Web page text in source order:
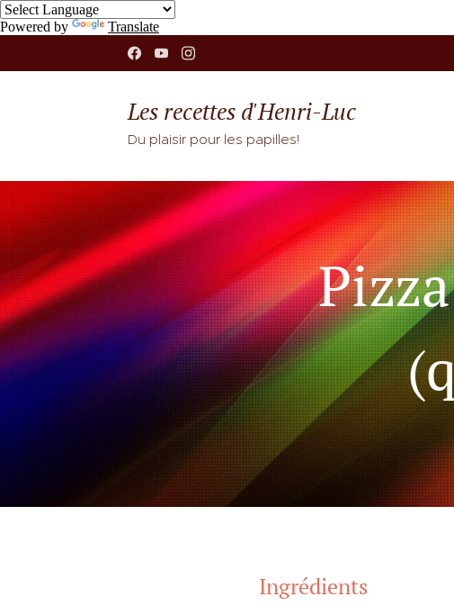
Powered by Translate
Les recettes d'Henri-Luc
Du plaisir pour les papilles!
Ingrédients